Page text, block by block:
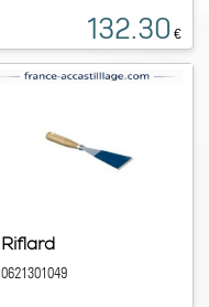
132.30 €
Riflard
0621301049